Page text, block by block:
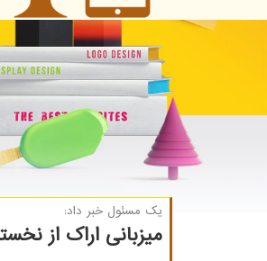
یك مسئول خبر داد:
میزبانی اراك از